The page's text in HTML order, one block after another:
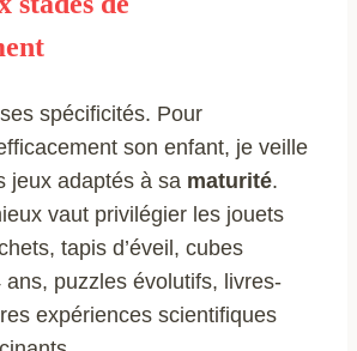
spécificités. Pour
son enfant, je veille
jeux adaptés à sa maturité.
vaut privilégier les jouets
tapis d’éveil, cubes
puzzles évolutifs, livres-
expériences scientifiques